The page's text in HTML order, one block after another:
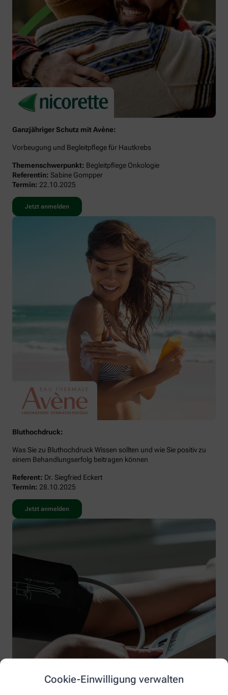
Cookie-Einwilligung verwalten
Ganzjähriger Schutz mit Avène:
Vorbeugung und Begleitpflege für Hautkrebs
Themenschwerpunkt: Begleitpflege Onkologie
Referentin: Sabine Gompper
Termin: 22.10.2025
Jetzt anmelden
Bluthochdruck:
Was Sie zu Bluthochdruck Wissen sollten und wie Sie positiv zu
einem Behandlungserfolg beitragen können
Referent: Dr. Siegfried Eckert
Termin: 28.10.2025
Jetzt anmelden